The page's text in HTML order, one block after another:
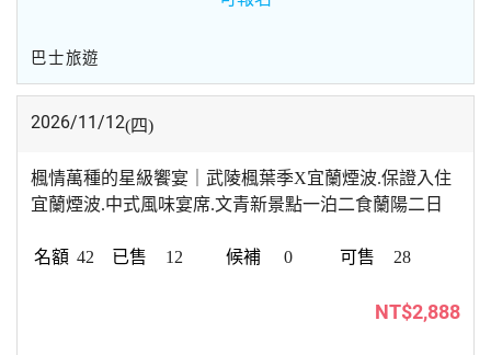
巴士旅遊
2026/11/12(四)
楓情萬種的星級饗宴｜武陵楓葉季X宜蘭煙波.保證入住
宜蘭煙波.中式風味宴席.文青新景點一泊二食蘭陽二日
42 12 0 28
NT$2,888